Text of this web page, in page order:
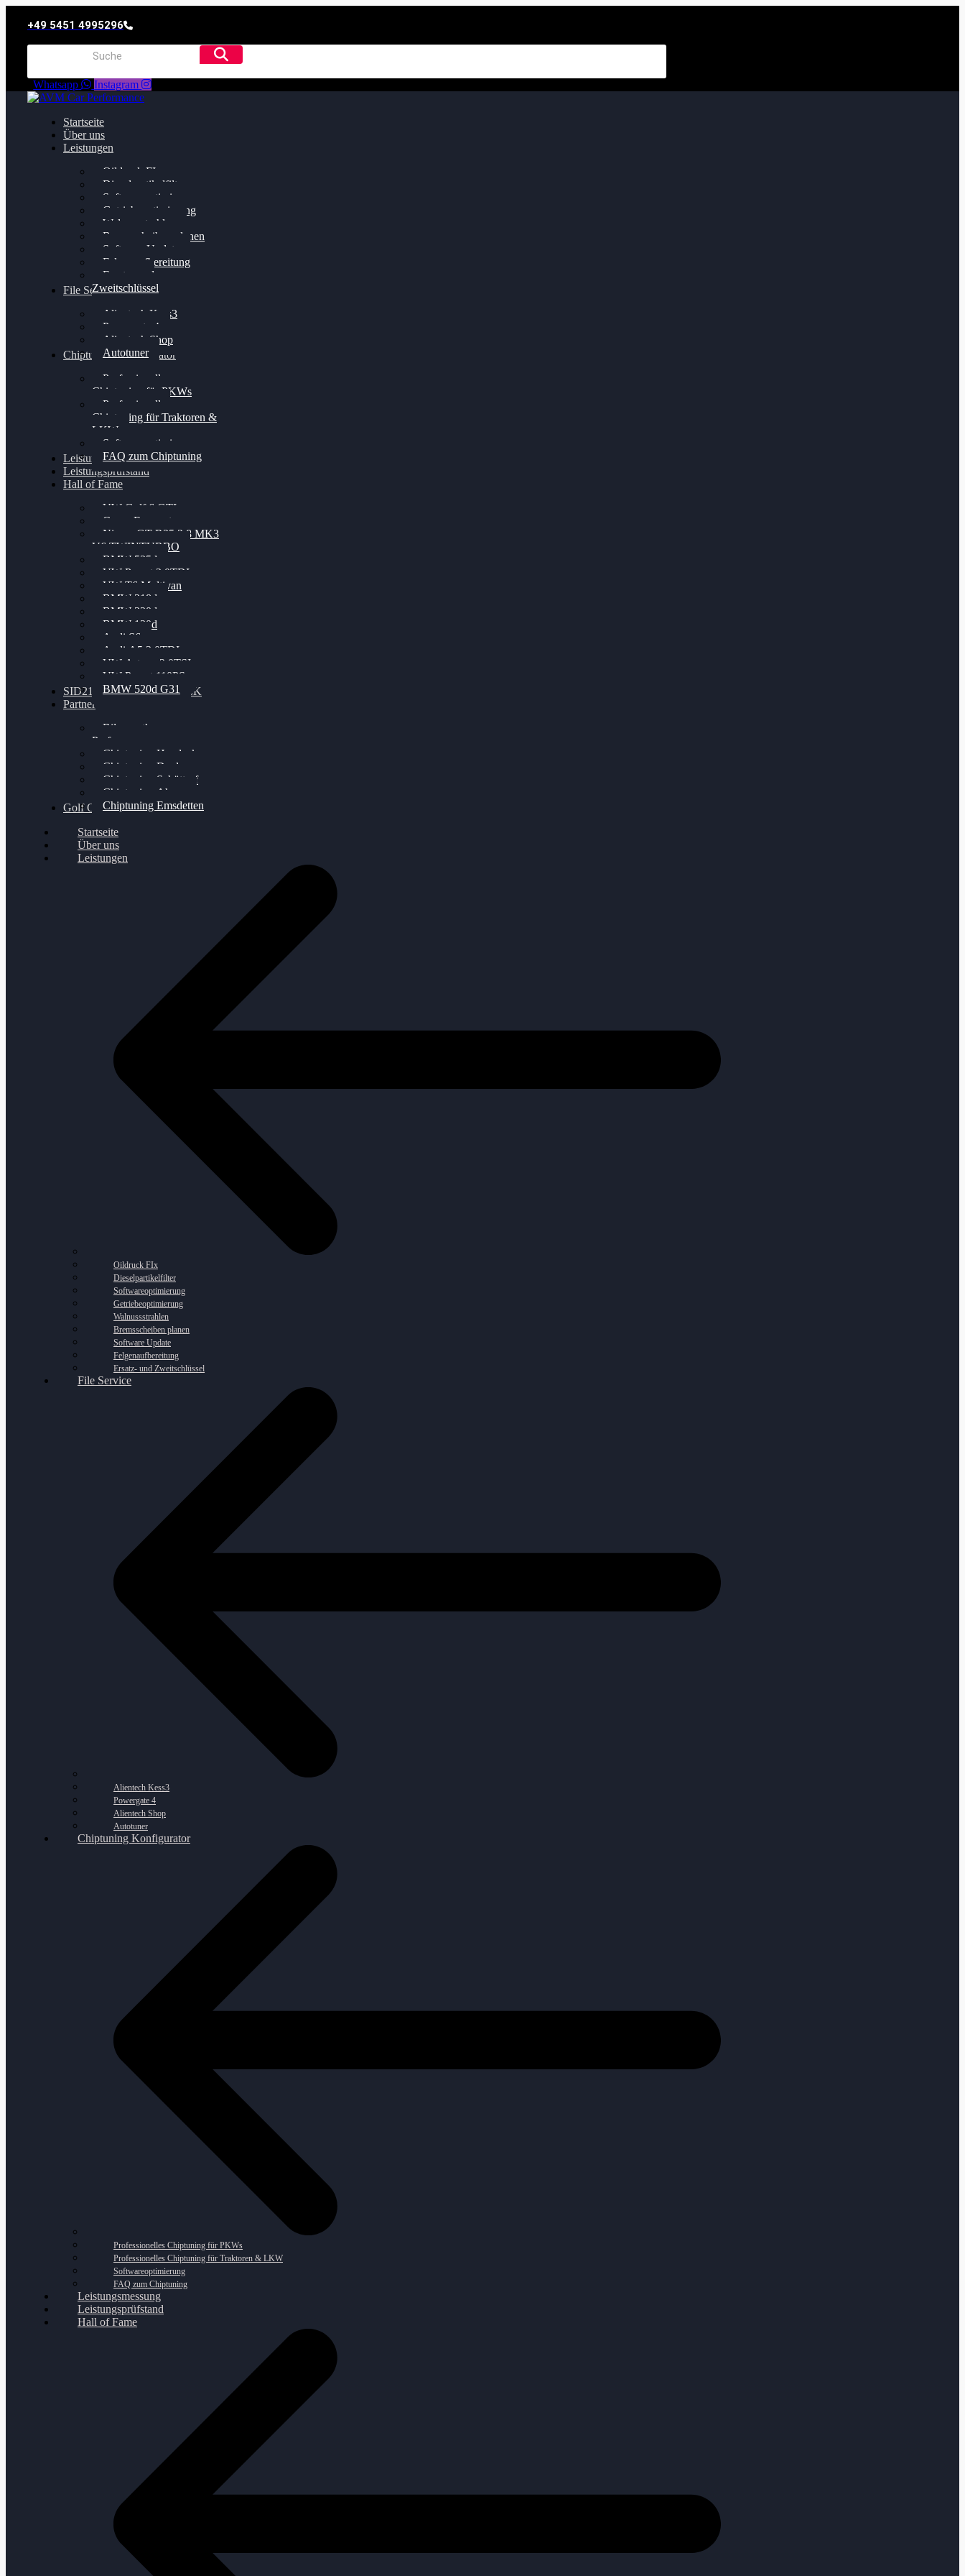
+49 5451 4995296
Whatsapp Instagram
Startseite
Über uns
Leistungen
Oildruck FIx
Dieselpartikelfilter
Softwareoptimierung
Getriebeoptimierung
Walnussstrahlen
Bremsscheiben planen
Software Update
Felgenaufbereitung
Ersatz- und
Zweitschlüssel
File Service
Alientech Kess3
Powergate 4
Alientech Shop
Autotuner
Chiptuning Konfigurator
Professionelles
Chiptuning für PKWs
Professionelles
Chiptuning für Traktoren &
LKW
Softwareoptimierung
FAQ zum Chiptuning
Leistungsmessung
Leistungsprüfstand
Hall of Fame
VW Golf 6 GTI
Cupra Formentor
Nissan GT-R35 3.8 MK3
V6 TWINTURBO
BMW 525d
VW Passat 2.0TDI
VW T6 Multivan
BMW 318d
BMW 320d
BMW 120d
Audi S6
Audi A5 3.0TDI
VW Arteon 2.0TSI
VW Passat 110PS
BMW 520d G31
SID212 / 212EVO UNLOCK
Partner
Bilgenroth
Performance
Chiptuning Herzlacke
Chiptuning Duelmen
Chiptuning Schüttorf
Chiptuning Ahaus
Chiptuning Emsdetten
Golf Gewinnspiel
Startseite
Über uns
Leistungen
Oildruck FIx
Dieselpartikelfilter
Softwareoptimierung
Getriebeoptimierung
Walnussstrahlen
Bremsscheiben planen
Software Update
Felgenaufbereitung
Ersatz- und Zweitschlüssel
File Service
Alientech Kess3
Powergate 4
Alientech Shop
Autotuner
Chiptuning Konfigurator
Professionelles Chiptuning für PKWs
Professionelles Chiptuning für Traktoren & LKW
Softwareoptimierung
FAQ zum Chiptuning
Leistungsmessung
Leistungsprüfstand
Hall of Fame